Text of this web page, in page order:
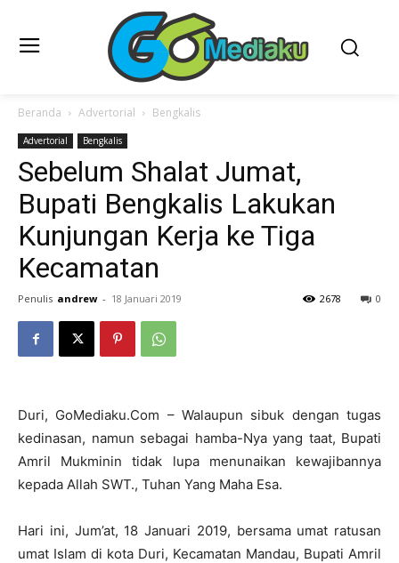
Beranda Advertorial Bengkalis
Advertorial Bengkalis
Sebelum Shalat Jumat,
Bupati Bengkalis Lakukan
Kunjungan Kerja ke Tiga
Kecamatan
Penulis andrew - 18 Januari 2019 0
2678
Duri, GoMediaku.Com – Walaupun sibuk dengan tugas
kedinasan, namun sebagai hamba-Nya yang taat, Bupati
Amril Mukminin tidak lupa menunaikan kewajibannya
kepada Allah SWT., Tuhan Yang Maha Esa.
Hari ini, Jum’at, 18 Januari 2019, bersama umat ratusan
umat Islam di kota Duri, Kecamatan Mandau, Bupati Amril